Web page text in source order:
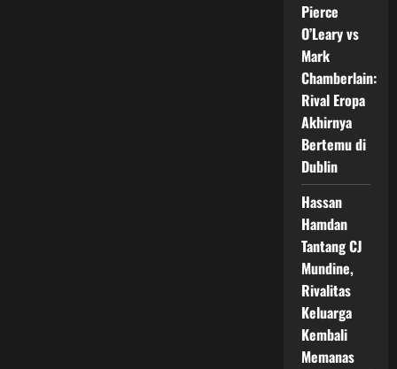
Pierce
O’Leary vs
Mark
Chamberlain:
Rival Eropa
Akhirnya
Bertemu di
Dublin
Hassan
Hamdan
Tantang CJ
Mundine,
Rivalitas
Keluarga
Kembali
Memanas